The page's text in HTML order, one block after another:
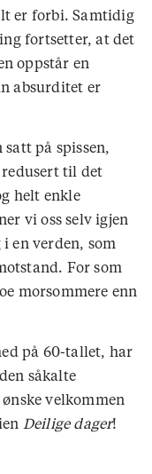
er forbi. Samtidig
fortsetter, at det
oppstår en
absurditet er
på spissen,
redusert til det
helt enkle
vi oss selv igjen
en verden, som
For som
morsommere enn
på 60-tallet, har
såkalte
velkommen
Deilige dager!